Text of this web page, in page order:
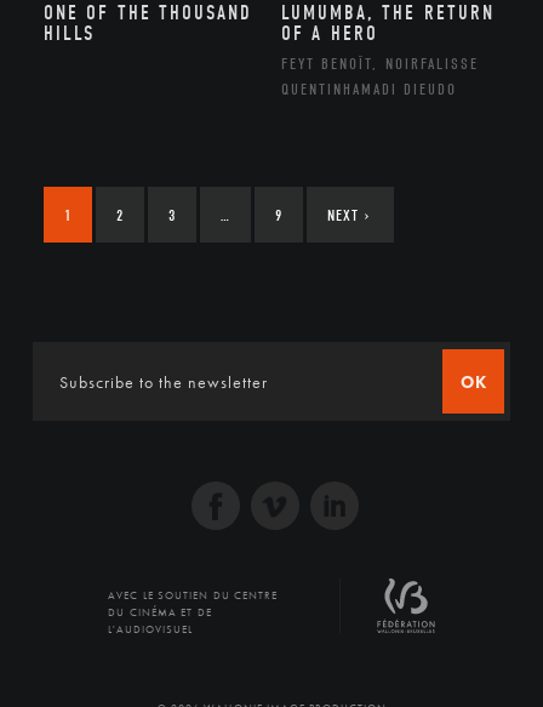
ONE OF THE THOUSAND
HILLS
LUMUMBA, THE RETURN
OF A HERO
FEYT BENOÎT, NOIRFALISSE
QUENTINHAMADI DIEUDO
1 2 3 … 9 NEXT ›
OK
AVEC LE SOUTIEN DU CENTRE
DU CINÉMA ET DE
L'AUDIOVISUEL